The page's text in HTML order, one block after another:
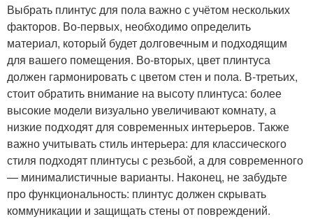
Выбрать плинтус для пола важно с учётом нескольких
факторов. Во-первых, необходимо определить
материал, который будет долговечным и подходящим
для вашего помещения. Во-вторых, цвет плинтуса
должен гармонировать с цветом стен и пола. В-третьих,
стоит обратить внимание на высоту плинтуса: более
высокие модели визуально увеличивают комнату, а
низкие подходят для современных интерьеров. Также
важно учитывать стиль интерьера: для классического
стиля подходят плинтусы с резьбой, а для современного
— минималистичные варианты. Наконец, не забудьте
про функциональность: плинтус должен скрывать
коммуникации и защищать стены от повреждений.